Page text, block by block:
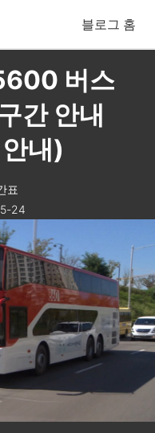
블로그 홈
버스
간 안내
내)
표
24